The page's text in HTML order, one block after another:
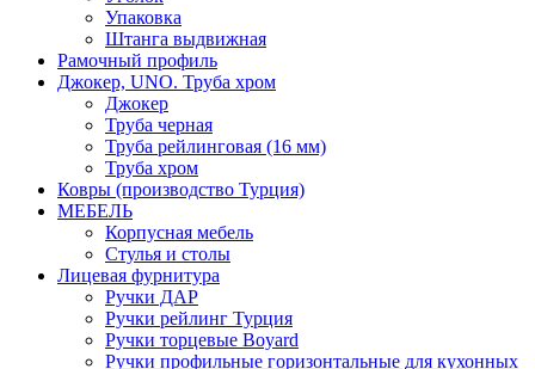
Упаковка
Штанга выдвижная
Рамочный профиль
Джокер, UNO. Труба хром
Джокер
Труба черная
Труба рейлинговая (16 мм)
Труба хром
Ковры (производство Турция)
МЕБЕЛЬ
Корпусная мебель
Стулья и столы
Лицевая фурнитура
Ручки ДАР
Ручки рейлинг Турция
Ручки торцевые Boyard
Ручки профильные горизонтальные для кухонных